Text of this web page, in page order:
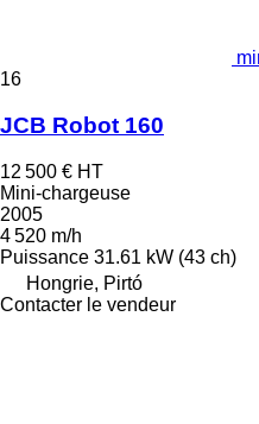
16
JCB Robot 160
12 500 € HT
Mini-chargeuse
2005
4 520 m/h
Puissance 31.61 kW (43 ch)
Hongrie, Pirtó
Contacter le vendeur